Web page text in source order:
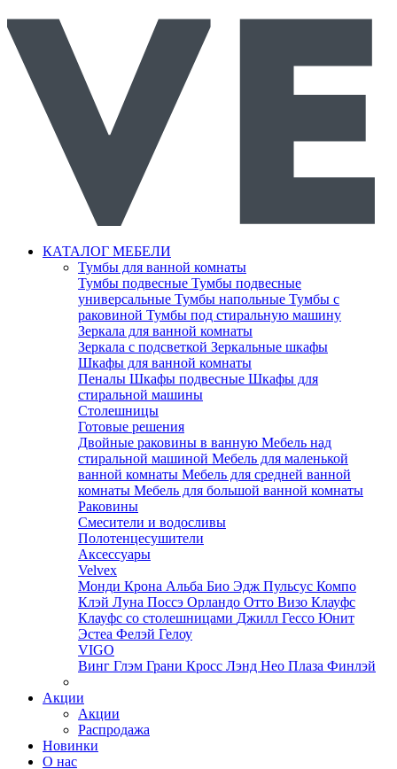
КАТАЛОГ МЕБЕЛИ
Тумбы для ванной комнаты
Тумбы подвесные Тумбы подвесные
универсальные Тумбы напольные Тумбы с
раковиной Тумбы под стиральную машину
Зеркала для ванной комнаты
Зеркала с подсветкой Зеркальные шкафы
Шкафы для ванной комнаты
Пеналы Шкафы подвесные Шкафы для
стиральной машины
Столешницы
Готовые решения
Двойные раковины в ванную Мебель над
стиральной машиной Мебель для маленькой
ванной комнаты Мебель для средней ванной
комнаты Мебель для большой ванной комнаты
Раковины
Смесители и водосливы
Полотенцесушители
Аксессуары
Velvex
Монди Крона Альба Био Эдж Пульсус Компо
Клэй Луна Поссэ Орландо Отто Визо Клауфс
Клауфс со столешницами Джилл Гессо Юнит
Эстеа Фелэй Гелоу
VIGO
Винг Глэм Грани Кросс Лэнд Нео Плаза Финлэй
Акции
Акции
Распродажа
Новинки
О нас